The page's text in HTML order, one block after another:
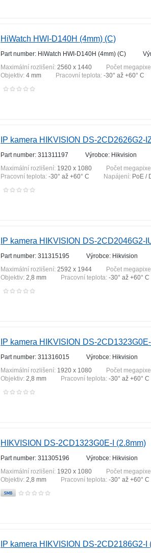
HiWatch HWI-D140H (4mm) (C)
Part number: HiWatch HWI-D140H (4mm) (C)
Maximální rozlišení: 2560 x 1440 Počet
Objektiv: 4 mm Pracovní teplota: -30° až +60° C
IP kamera HIKVISION DS-2CD2626G2-
Part number: 311311197
Výrobce: Hikvision
Maximální rozlišení: 1920 x 1080 Počet
Pracovní teplota: -30° až +60° C Napájení: PoE /
IP kamera HIKVISION DS-2CD2046G2-
Part number: 311315195
Výrobce: Hikvision
Maximální rozlišení: 2592 x 1944 Počet
Objektiv: 2,8 mm Pracovní teplota: -30° až +60° C
IP kamera HIKVISION DS-
Part number: 311316015
Výrobce: Hikvision
Maximální rozlišení: 1920 x 1080 Počet
Objektiv: 2,8 mm Pracovní teplota: -30° až +60° C
HIKVISION DS-2CD1323G0E-I (2.8mm)
Part number: 311305196
Výrobce: Hikvision
Maximální rozlišení: 1920 x 1080 Počet
Objektiv: 2,8 mm Pracovní teplota: -30° až +60° C
IP kamera HIKVISION DS-2CD2186G2-I